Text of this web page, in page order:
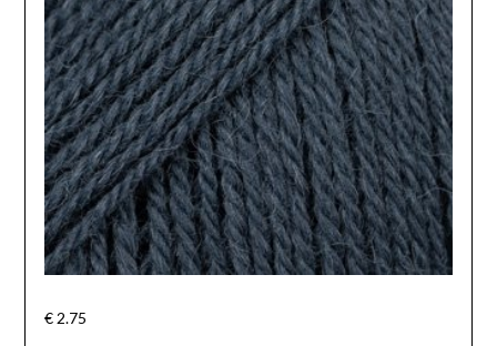
€2.75